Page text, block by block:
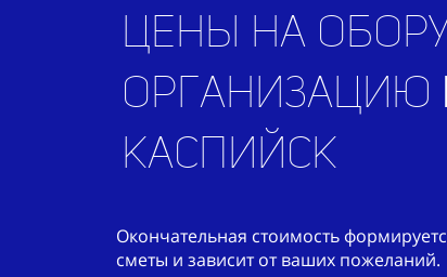
Цены на
организацию
Каспийск
Окончательная стоимость
сметы и зависит от ваших пожеланий.